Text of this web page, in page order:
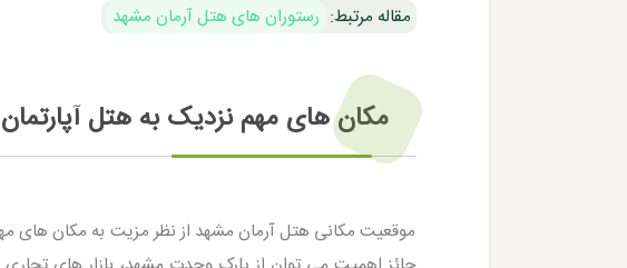
مقاله مرتبط: رستوران های هتل آرمان مشهد
مکان های مهم نزدیک به هتل
موقعیت مکانی هتل آرمان مشهد از نظر مزیت به مکان های